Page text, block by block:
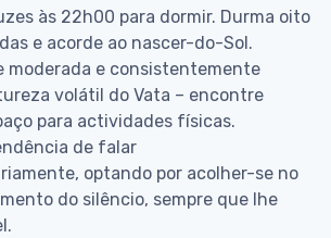
às 22h00 para dormir. Durma oito
e acorde ao nascer-do-Sol.
moderada e consistentemente
volátil do Vata – encontre
para actividades físicas.
de falar
optando por acolher-se no
do silêncio, sempre que lhe